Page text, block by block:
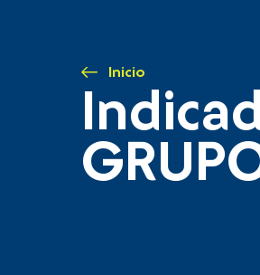
Inicio